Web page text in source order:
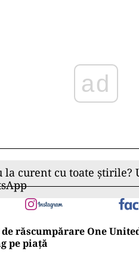
ad
curent cu toate știrile?
răscumpărare One
pe piață